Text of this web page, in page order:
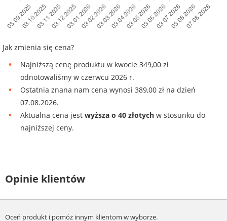
Jak zmienia się cena?
Najniższą cenę produktu w kwocie 349,00 zł
odnotowaliśmy w czerwcu 2026 r.
Ostatnia znana nam cena wynosi 389,00 zł na dzień
07.08.2026.
Aktualna cena jest wyższa o 40 złotych w stosunku do
najniższej ceny.
Opinie klientów
Oceń produkt i pomóż innym klientom w wyborze.